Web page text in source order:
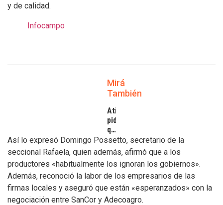
y de calidad.
Infocampo
Mirá
También
Atilra
pide
que
se
atiendan
los
inconvenientes
de
los
tamberos
Así lo expresó Domingo Possetto, secretario de la
seccional Rafaela, quien además, afirmó que a los
productores «habitualmente los ignoran los gobiernos».
Además, reconoció la labor de los empresarios de las
firmas locales y aseguró que están «esperanzados» con la
negociación entre SanCor y Adecoagro.